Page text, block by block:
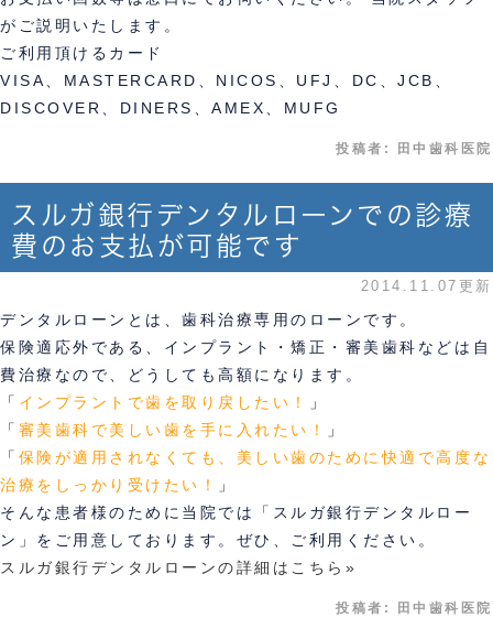
がご説明いたします。
ご利用頂けるカード
VISA、MASTERCARD、NICOS、UFJ、DC、JCB、
DISCOVER、DINERS、AMEX、MUFG
投稿者: 田中歯科医院
スルガ銀行デンタルローンでの診療
費のお支払が可能です
2014.11.07更新
デンタルローンとは、歯科治療専用のローンです。
保険適応外である、インプラント・矯正・審美歯科などは自
費治療なので、どうしても高額になります。
「 インプラントで歯を取り戻したい！
」
「 審美歯科で美しい歯を手に入れたい！
」
「 保険が適用されなくても、美しい歯のために快適で高度な
治療をしっかり受けたい！
」
そんな患者様のために当院では「スルガ銀行デンタルロー
ン」をご用意しております。ぜひ、ご利用ください。
スルガ銀行デンタルローンの詳細はこちら»
投稿者: 田中歯科医院